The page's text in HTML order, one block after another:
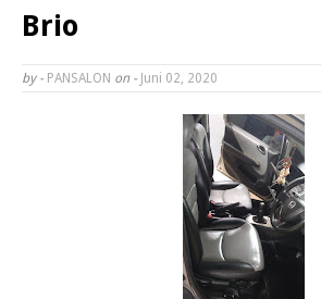
Brio
by - PANSALON on - Juni 02, 2020